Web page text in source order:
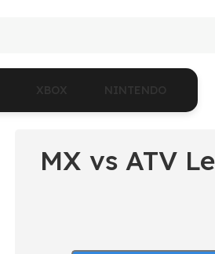
XBOX NINTENDO
MX vs ATV